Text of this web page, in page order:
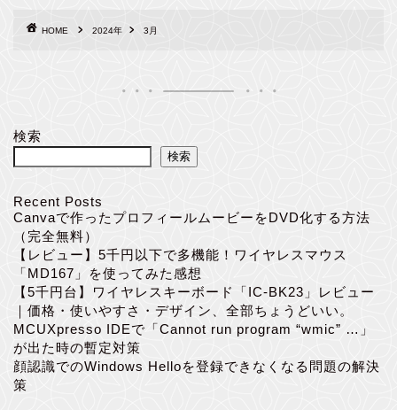
HOME 2024年 3月
検索
検索
Recent Posts
Canvaで作ったプロフィールムービーをDVD化する方法
（完全無料）
【レビュー】5千円以下で多機能！ワイヤレスマウス
「MD167」を使ってみた感想
【5千円台】ワイヤレスキーボード「IC-BK23」レビュー
｜価格・使いやすさ・デザイン、全部ちょうどいい。
MCUXpresso IDEで「Cannot run program “wmic” …」
が出た時の暫定対策
顔認識でのWindows Helloを登録できなくなる問題の解決
策